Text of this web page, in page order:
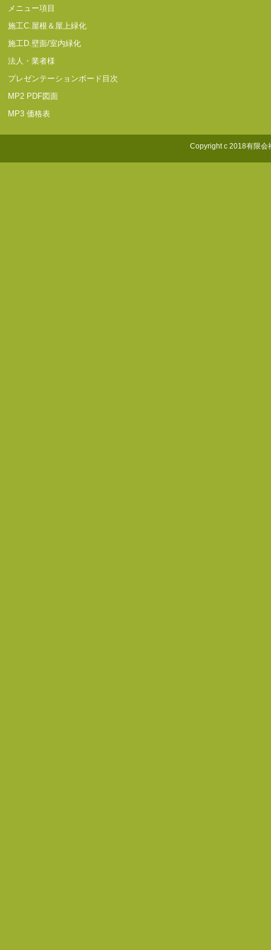
メニュー項目
施工C.屋根＆屋上緑化
施工D.壁面/室内緑化
法人・業者様
プレゼンテーションボード目次
MP2 PDF図面
MP3 価格表
Copyright c 2018有限会